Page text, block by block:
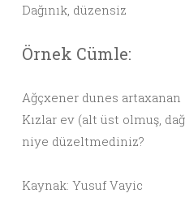
Dağınık, düzensiz
Örnek Cümle:
Ağçxener dunes
Kızlar ev (alt üst olmuş,
niye düzeltmediniz?
Kaynak: Yusuf Vayic